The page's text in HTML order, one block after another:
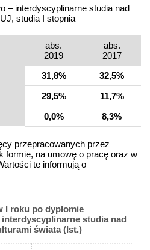
– interdyscyplinarne studia nad
studia I stopnia
abs.
2019
abs.
2017
31,8%
32,5%
29,5%
11,7%
0,0% 8,3%
przepracowanych przez
formie, na umowę o pracę oraz w
te informują o
I roku po dyplomie
studia nad
świata (Ist.)